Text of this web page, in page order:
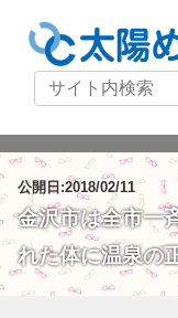
公開日:2018/02/11
金沢市は全市一
れた体に温泉の